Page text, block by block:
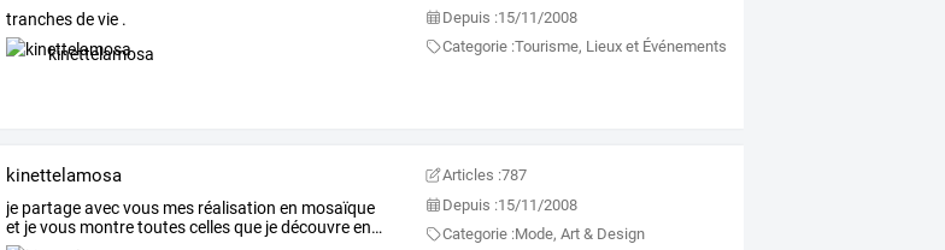
tranches de vie .
kinettelamosa
Depuis :15/11/2008
Categorie :Tourisme, Lieux et Événements
kinettelamosa
jepartageavecvousmesréalisation en mosaïque
et jevousmontretoutescellesquejedécouvreen…
Articles :787
Depuis :15/11/2008
Categorie :Mode, Art & Design